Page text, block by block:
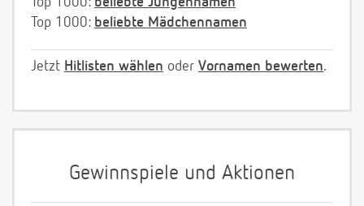
Top 1000: beliebte Mädchennamen
Jetzt Hitlisten wählen oder Vornamen bewerten.
Gewinnspiele und Aktionen